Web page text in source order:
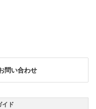
問い合わせ
イド